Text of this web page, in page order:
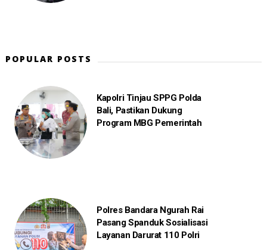
POPULAR POSTS
Kapolri Tinjau SPPG Polda
Bali, Pastikan Dukung
Program MBG Pemerintah
Polres Bandara Ngurah Rai
Pasang Spanduk Sosialisasi
Layanan Darurat 110 Polri